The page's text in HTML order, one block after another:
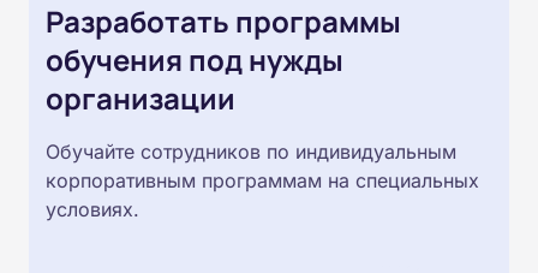
Разработать программы
обучения под нужды
организации
Обучайте сотрудников по индивидуальным
корпоративным программам на специальных
условиях.